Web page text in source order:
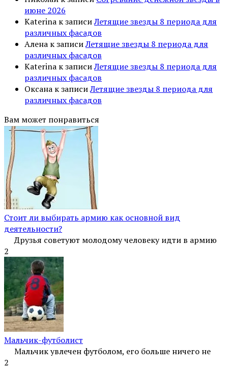
июне 2026
Katerina к записиЛетящие звезды 8 периода для
различных фасадов
Алена к записиЛетящие звезды 8 периода для
различных фасадов
Katerina к записиЛетящие звезды 8 периода для
различных фасадов
Оксана к записиЛетящие звезды 8 периода для
различных фасадов
Вам может понравиться
Стоит ли выбирать армию как основной вид
деятельности?
Друзья советуют молодому человеку идти в армию
2
Мальчик-футболист
Мальчик увлечен футболом, его больше ничего не
2